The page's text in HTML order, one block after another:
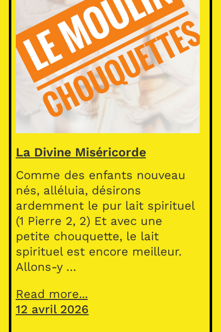
La Divine Miséricorde
Comme des enfants nouveau
nés, alléluia, désirons
ardemment le pur lait spirituel
(1 Pierre 2, 2) Et avec une
petite chouquette, le lait
spirituel est encore meilleur.
Allons-y …
Read more...
12 avril 2026